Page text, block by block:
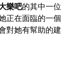
樂吧的其中一位
正在面臨的一個
對她有幫助的建